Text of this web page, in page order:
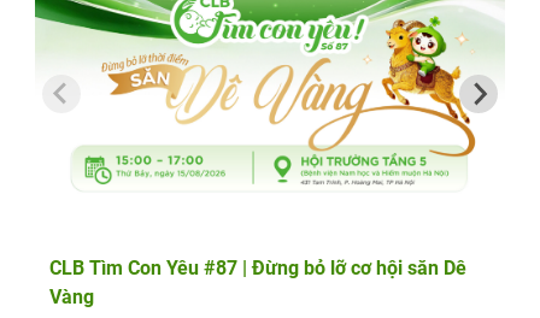
CLB Tìm Con Yêu #87 | Đừng bỏ lỡ cơ hội săn Dê
Vàng